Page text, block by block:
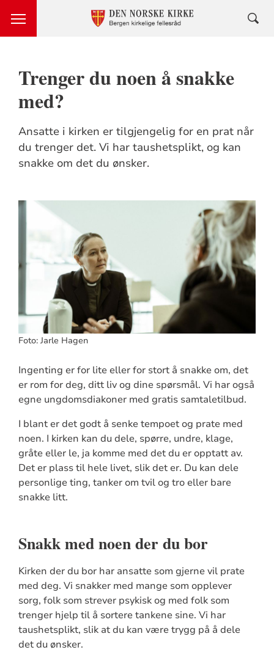
Trenger du noen å snakke
med?
Ansatte i kirken er tilgjengelig for en prat når
du trenger det. Vi har taushetsplikt, og kan
snakke om det du ønsker.
Foto: Jarle Hagen
Ingenting er for lite eller for stort å snakke om, det
er rom for deg, ditt liv og dine spørsmål. Vi har også
egne ungdomsdiakoner med gratis samtaletilbud.
I blant er det godt å senke tempoet og prate med
noen. I kirken kan du dele, spørre, undre, klage,
gråte eller le, ja komme med det du er opptatt av.
Det er plass til hele livet, slik det er. Du kan dele
personlige ting, tanker om tvil og tro eller bare
snakke litt.
Snakk med noen der du bor
Kirken der du bor har ansatte som gjerne vil prate
med deg. Vi snakker med mange som opplever
sorg, folk som strever psykisk og med folk som
trenger hjelp til å sortere tankene sine. Vi har
taushetsplikt, slik at du kan være trygg på å dele
det du ønsker.